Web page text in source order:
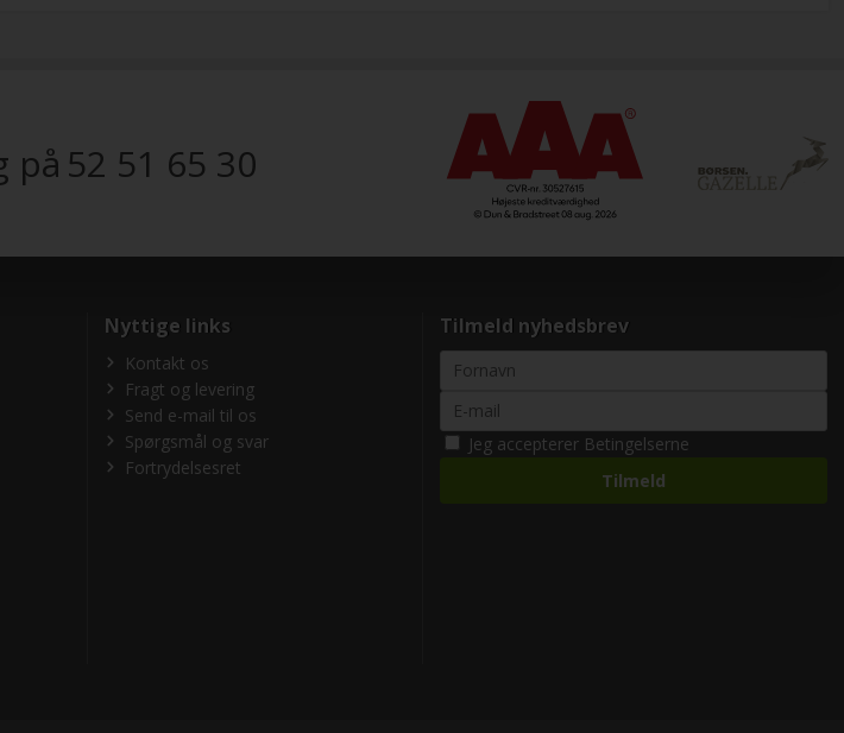
på 52 51 65 30
Nyttige links
Kontakt os
Fragt og levering
Send e-mail til os
Spørgsmål og svar
Fortrydelsesret
Tilmeld nyhedsbrev
Jeg accepterer Betingelserne